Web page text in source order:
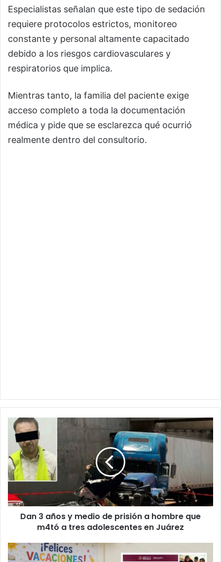
Especialistas señalan que este tipo de sedación
requiere protocolos estrictos, monitoreo
constante y personal altamente capacitado
debido a los riesgos cardiovasculares y
respiratorios que implica.
Mientras tanto, la familia del paciente exige
acceso completo a toda la documentación
médica y pide que se esclarezca qué ocurrió
realmente dentro del consultorio.
Dan
años
y
medio
de
prisión
a
hombre
tres
adolescentes
Dan 3 años y medio de prisión a hombre que
m4tó a tres adolescentes en Juárez
SEP
analiza